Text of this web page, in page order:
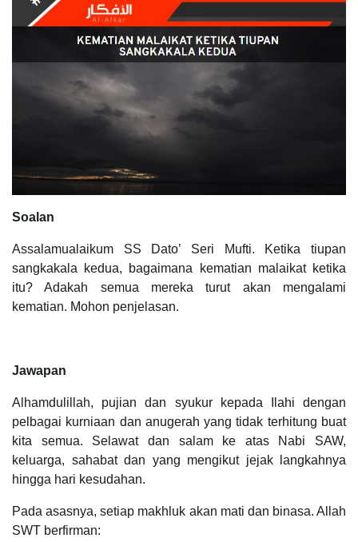
Soalan
Assalamualaikum SS Dato’ Seri Mufti. Ketika tiupan
sangkakala kedua, bagaimana kematian malaikat ketika
itu? Adakah semua mereka turut akan mengalami
kematian. Mohon penjelasan.
Jawapan
Alhamdulillah, pujian dan syukur kepada Ilahi dengan
pelbagai kurniaan dan anugerah yang tidak terhitung buat
kita semua. Selawat dan salam ke atas Nabi SAW,
keluarga, sahabat dan yang mengikut jejak langkahnya
hingga hari kesudahan.
Pada asasnya, setiap makhluk akan mati dan binasa. Allah
SWT berfirman: